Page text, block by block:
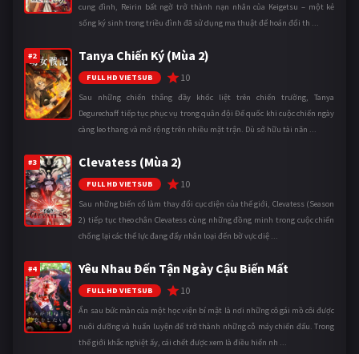
cung đình, Reirin bất ngờ trở thành nạn nhân của Keigetsu – một kẻ
sống ký sinh trong triều đình đã sử dụng ma thuật để hoán đổi th ...
#2 Tanya Chiến Ký (Mùa 2)
FULL HD VIETSUB 10
Sau những chiến thắng đầy khốc liệt trên chiến trường, Tanya
Degurechaff tiếp tục phục vụ trong quân đội Đế quốc khi cuộc chiến ngày
càng leo thang và mở rộng trên nhiều mặt trận. Dù sở hữu tài năn ...
#3 Clevatess (Mùa 2)
FULL HD VIETSUB 10
Sau những biến cố làm thay đổi cục diện của thế giới, Clevatess (Season
2) tiếp tục theo chân Clevatess cùng những đồng minh trong cuộc chiến
chống lại các thế lực đang đẩy nhân loại đến bờ vực diệ ...
#4 Yêu Nhau Đến Tận Ngày Cậu Biến Mất
FULL HD VIETSUB 10
Ẩn sau bức màn của một học viện bí mật là nơi những cô gái mồ côi được
nuôi dưỡng và huấn luyện để trở thành những cỗ máy chiến đấu. Trong
thế giới khắc nghiệt ấy, cái chết được xem là điều hiển nh ...